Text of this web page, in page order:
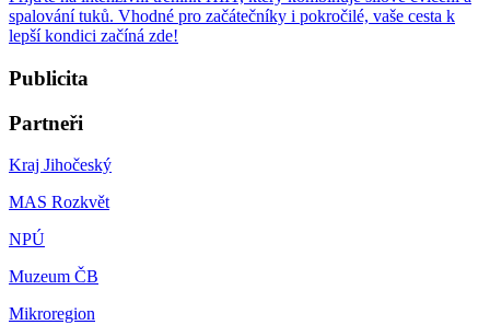
spalování tuků. Vhodné pro začátečníky i pokročilé, vaše cesta k
lepší kondici začíná zde!
Publicita
Partneři
Kraj Jihočeský
MAS Rozkvět
NPÚ
Muzeum ČB
Mikroregion